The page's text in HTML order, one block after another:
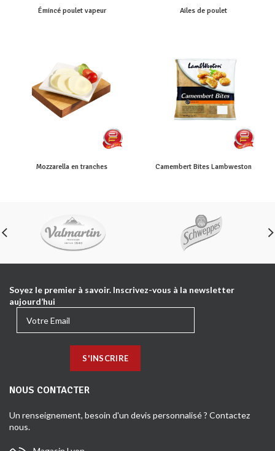
Émincé poulet vapeur Ailes de poulet
Mozzarella en tranches Camembert Bites Lambweston
Soyez le premier à savoir. Inscrivez-vous à la newsletter
aujourd’hui
NOUS CONTACTER
Un renseignement, besoin d'un devis personnalisé ? Contactez
nous.